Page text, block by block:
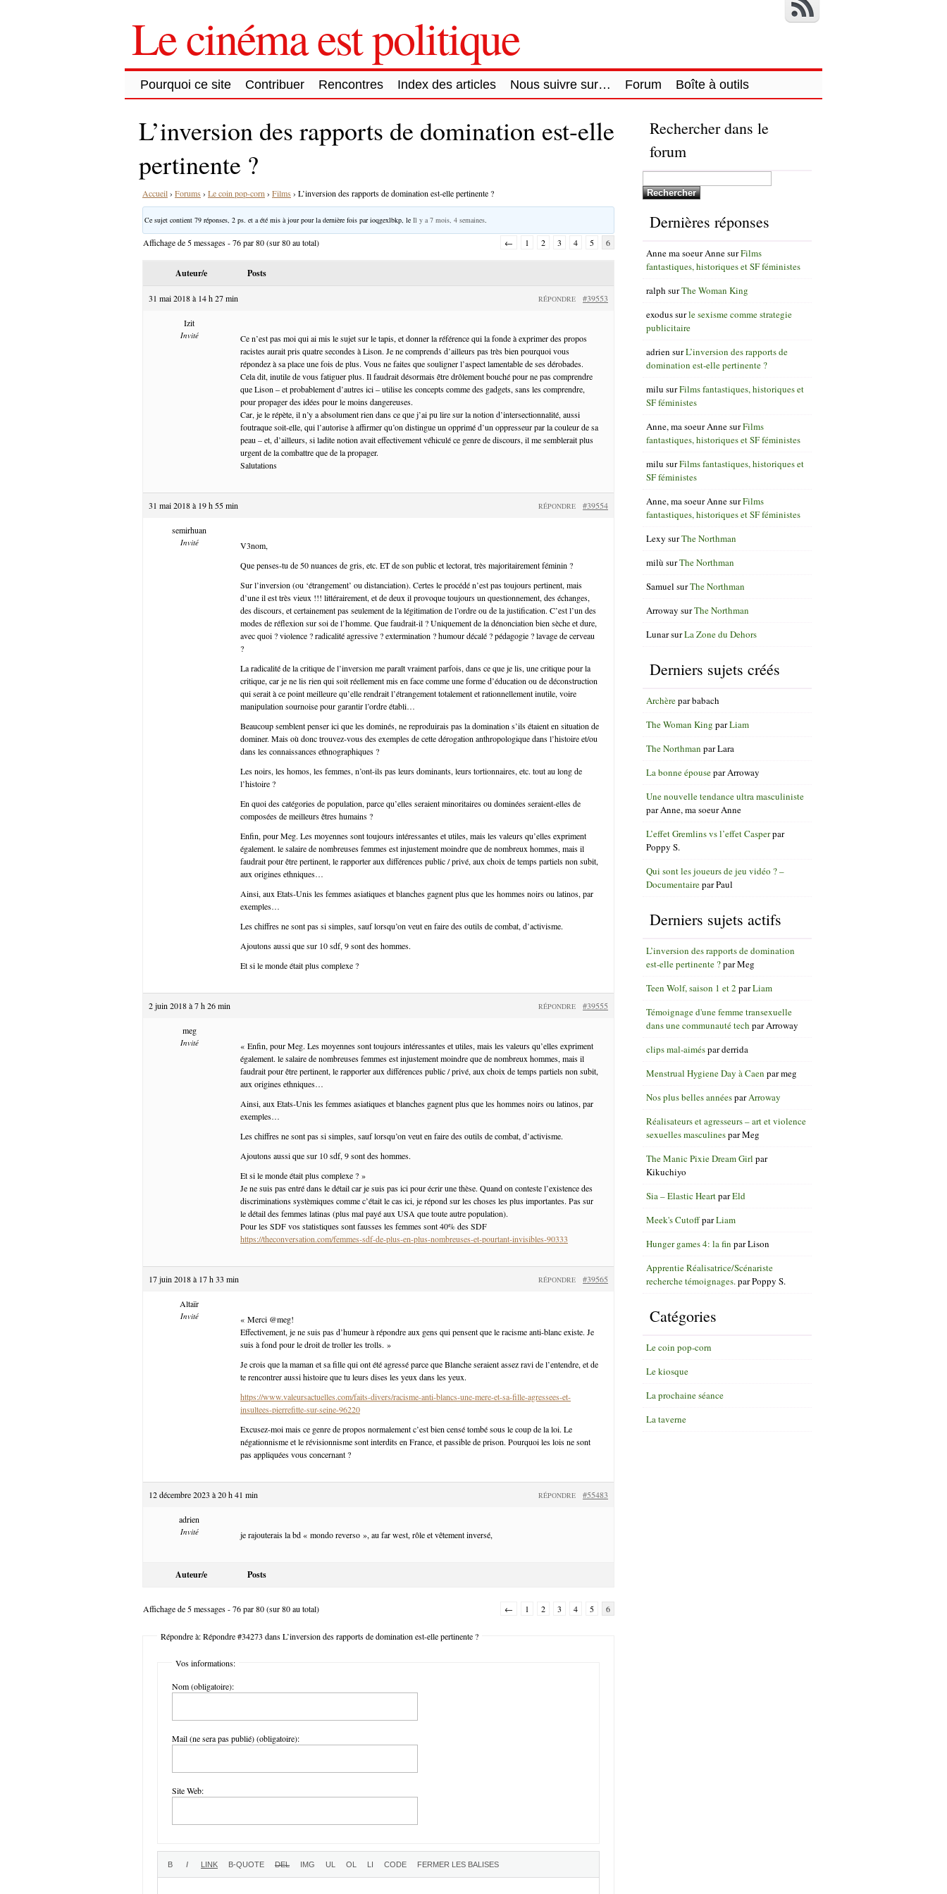
Le cinéma est politique
Pourquoi ce site Contribuer Rencontres Index des articles Nous suivre sur… Forum Boîte à outils
L’inversion des rapports de domination est-elle
pertinente ?
Accueil› Forums › Le coin pop-corn › Films › L’inversion des rapports de domination est-elle pertinente ?
Ce sujet contient 79 réponses, 2 ps. et a été mis à jour pour la dernière fois parioqgexlbkp , le Il y a 7 mois, 4 semaines
Affichage de 5 messages - 76 par 80 (sur 80 au total) ← 1 2 3 4 5 6
Auteur/e Posts
31 mai 2018 à 14 h 27 min #39553
RÉPONDRE
Izit
Invité
Ce n’est pas moi qui ai mis le sujet sur le tapis, et donner la référence qui la fonde à exprimer des propos
racistes aurait pris quatre secondes à Lison. Je ne comprends d’ailleurs pas très bien pourquoi vous
répondez à sa place une fois de plus. Vous ne faites que souligner l’aspect lamentable de ses dérobades.
Cela dit, inutile de vous fatiguer plus. Il faudrait désormais être drôlement bouché pour ne pas comprendre
que Lison – et probablement d’autres ici – utilise les concepts comme des gadgets, sans les comprendre,
pour propager des idées pour le moins dangereuses.
Car, je le répète, il n’y a absolument rien dans ce que j’ai pu lire sur la notion d’intersectionnalité, aussi
foutraque soit-elle, qui l’autorise à affirmer qu’on distingue un opprimé d’un oppresseur par la couleur de sa
peau – et, d’ailleurs, si ladite notion avait effectivement véhiculé ce genre de discours, il me semblerait plus
urgent de la combattre que de la propager.
Salutations
31 mai 2018 à 19 h 55 min #39554
RÉPONDRE
semirhuan
Invité
V3nom,
Que penses-tu de 50 nuances de gris, etc. ET de son public et lectorat, très majoritairement féminin ?
Sur l’inversion (ou ‘étrangement’ ou distanciation). Certes le procédé n’est pas toujours pertinent, mais
d’une il est très vieux !!! littérairement, et de deux il provoque toujours un questionnement, des échanges,
des discours, et certainement pas seulement de la légitimation de l’ordre ou de la justification. C’est l’un des
modes de réflexion sur soi de l’homme. Que faudrait-il ? Uniquement de la dénonciation bien sèche et dure,
avec quoi ? violence ? radicalité agressive ? extermination ? humour décalé ? pédagogie ? lavage de cerveau
?
La radicalité de la critique de l’inversion me paraît vraiment parfois, dans ce que je lis, une critique pour la
critique, car je ne lis rien qui soit réellement mis en face comme une forme d’éducation ou de déconstruction
qui serait à ce point meilleure qu’elle rendrait l’étrangement totalement et rationnellement inutile, voire
manipulation sournoise pour garantir l’ordre établi…
Beaucoup semblent penser ici que les dominés, ne reproduirais pas la domination s’ils étaient en situation de
dominer. Mais où donc trouvez-vous des exemples de cette dérogation anthropologique dans l’histoire et/ou
dans les connaissances ethnographiques ?
Les noirs, les homos, les femmes, n’ont-ils pas leurs dominants, leurs tortionnaires, etc. tout au long de
l’histoire ?
En quoi des catégories de population, parce qu’elles seraient minoritaires ou dominées seraient-elles de
composées de meilleurs êtres humains ?
Enfin, pour Meg. Les moyennes sont toujours intéressantes et utiles, mais les valeurs qu’elles expriment
également. le salaire de nombreuses femmes est injustement moindre que de nombreux hommes, mais il
faudrait pour être pertinent, le rapporter aux différences public / privé, aux choix de temps partiels non subit,
aux origines ethniques…
Ainsi, aux Etats-Unis les femmes asiatiques et blanches gagnent plus que les hommes noirs ou latinos, par
exemples…
Les chiffres ne sont pas si simples, sauf lorsqu’on veut en faire des outils de combat, d’activisme.
Ajoutons aussi que sur 10 sdf, 9 sont des hommes.
Et si le monde était plus complexe ?
2 juin 2018 à 7 h 26 min #39555
RÉPONDRE
meg
Invité
« Enfin, pour Meg. Les moyennes sont toujours intéressantes et utiles, mais les valeurs qu’elles expriment
également. le salaire de nombreuses femmes est injustement moindre que de nombreux hommes, mais il
faudrait pour être pertinent, le rapporter aux différences public / privé, aux choix de temps partiels non subit,
aux origines ethniques…
Ainsi, aux Etats-Unis les femmes asiatiques et blanches gagnent plus que les hommes noirs ou latinos, par
exemples…
Les chiffres ne sont pas si simples, sauf lorsqu’on veut en faire des outils de combat, d’activisme.
Ajoutons aussi que sur 10 sdf, 9 sont des hommes.
Et si le monde était plus complexe ? »
Je ne suis pas entré dans le détail car je suis pas ici pour écrir une thèse. Quand on conteste l’existence des
discriminations systèmiques comme c’était le cas ici, je répond sur les choses les plus importantes. Pas sur
le détail des femmes latinas (plus mal payé aux USA que toute autre population).
Pour les SDF vos statistiques sont fausses les femmes sont 40% des SDF
https://theconversation.com/femmes-sdf-de-plus-en-plus-nombreuses-et-pourtant-invisibles-90333
17 juin 2018 à 17 h 33 min #39565
RÉPONDRE
Altaïr
Invité
« Merci @meg!
Effectivement, je ne suis pas d’humeur à répondre aux gens qui pensent que le racisme anti-blanc existe. Je
suis à fond pour le droit de troller les trolls. »
Je crois que la maman et sa fille qui ont été agressé parce que Blanche seraient assez ravi de l’entendre, et de
te rencontrer aussi histoire que tu leurs dises les yeux dans les yeux.
https://www.valeursactuelles.com/faits-divers/racisme-anti-blancs-une-mere-et-sa-fille-agressees-et-
insultees-pierrefitte-sur-seine-96220
Excusez-moi mais ce genre de propos normalement c’est bien censé tombé sous le coup de la loi. Le
négationnisme et le révisionnisme sont interdits en France, et passible de prison. Pourquoi les lois ne sont
pas appliquées vous concernant ?
12 décembre 2023 à 20 h 41 min #55483
RÉPONDRE
adrien
Invité je rajouterais la bd « mondo reverso », au far west, rôle et vêtement inversé,
Auteur/e Posts
Affichage de 5 messages - 76 par 80 (sur 80 au total) ← 1 2 3 4 5 6
Répondre à: Répondre #34273 dans L’inversion des rapports de domination est-elle pertinente ?
Vos informations:
Nom (obligatoire):
Mail (ne sera pas publié) (obligatoire):
Site Web:
Rechercher dans le
forum
Dernières réponses
Anne ma soeur AnnesurFilms
fantastiques, historiques et SF féministes
ralph surThe Woman King
exodussurle sexisme comme strategie
publicitaire
adrien surL’inversion des rapports de
domination est-elle pertinente ?
milu surFilms fantastiques, historiques et
SF féministes
Anne, ma soeur AnnesurFilms
fantastiques, historiques et SF féministes
milu surFilms fantastiques, historiques et
SF féministes
Anne, ma soeur AnnesurFilms
fantastiques, historiques et SF féministes
Lexy surThe Northman
milù surThe Northman
Samuel surThe Northman
Arroway surThe Northman
LunarsurLa Zone du Dehors
Derniers sujets créés
Archèreparbabach
The Woman King parLiam
The Northman parLara
La bonne épouseparArroway
Une nouvelle tendance ultra masculiniste
parAnne, ma soeur Anne
L’effet Gremlins vs l’effet Casperpar
Poppy S.
Qui sont les joueurs de jeu vidéo ? –
DocumentaireparPaul
Derniers sujets actifs
L’inversion des rapports de domination
est-elle pertinente ?parMeg
Teen Wolf, saison 1 et 2 parLiam
Témoignage d'une femme transexuelle
dans une communauté tech parArroway
clips mal-aimésparderrida
Menstrual Hygiene Day à Caen parmeg
Nos plus belles annéesparArroway
Réalisateurs et agresseurs – art et violence
sexuelles masculinesparMeg
The Manic Pixie Dream Girl par
Kikuchiyo
Sia – Elastic HeartparEld
Meek's CutoffparLiam
Hunger games 4: la fin parLison
Apprentie Réalisatrice/Scénariste
recherche témoignages. parPoppy S.
Catégories
Le coin pop-corn
Le kiosque
La prochaine séance
La taverne